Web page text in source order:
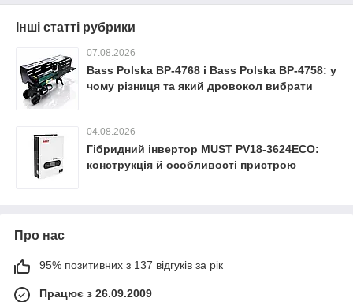
Інші статті рубрики
07.08.2026
Bass Polska BP-4768 і Bass Polska BP-4758: у
чому різниця та який дровокол вибрати
04.08.2026
Гібридний інвертор MUST PV18-3624ECO:
конструкція й особливості пристрою
Про нас
95% позитивних з 137 відгуків за рік
Працює з 26.09.2009